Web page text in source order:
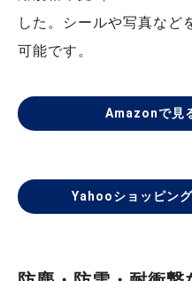
した。シールや写真など
可能です。
Amazonで見
Yahooショッピン